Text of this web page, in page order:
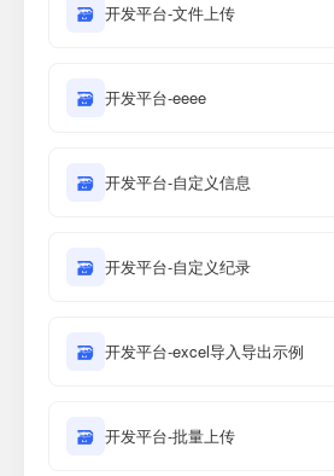
🗃 开发平台-文件上传
🗃 开发平台-eeee
🗃 开发平台-自定义信息
🗃 开发平台-自定义纪录
🗃 开发平台-excel导入导出示例
🗃 开发平台-批量上传